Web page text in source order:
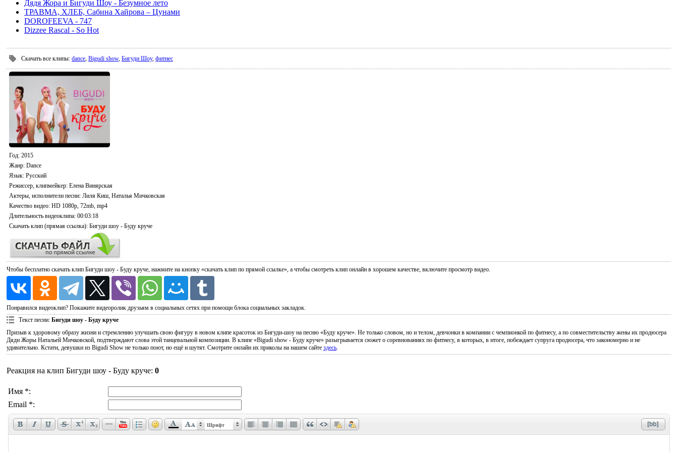
Дядя Жора и Бигуди Шоу - Безумное лето
ТРАВМА, ХЛЕБ, Сабина Хайрова – Цунами
DOROFEEVA - 747
Dizzee Rascal - So Hot
Скачать все клипы: dance, Bigudi show, Бигуди Шоу, фитнес
Год: 2015
Жанр: Dance
Язык: Русский
Режиссер, клипмейкер: Елена Винярская
Актеры, исполнители песни: Лиля Киш, Наталья Мичковская
Качество видео: HD 1080p, 72mb, mp4
Длительность видеоклипа: 00:03:18
Скачать клип (прямая ссылка): Бигуди шоу - Буду круче
Чтобы бесплатно скачать клип Бигуди шоу - Буду круче, нажмите на кнопку «скачать клип по прямой ссылке», а чтобы смотреть клип онлайн в хорошем качестве, включите просмотр видео.
Понравился видеоклип? Покажите видеоролик друзьям в социальных сетях при помощи блока социальных закладок.
Текст песни: Бигуди шоу - Буду круче
Призыв к здоровому образу жизни и стремлению улучшать свою фигуру в новом клипе красоток из Бигуди-шоу на песню «Буду круче». Не только словом, но и телом, девчонки в компании с чемпионкой по фитнесу, а по совместительству жены их продюсера
Дяди Жоры Натальей Мичковской, подтверждают слова этой танцевальной композиции. В клипе «Bigudi show - Буду круче» разыгрывается сюжет о соревнованиях по фитнесу, в которых, в итоге, побеждает супруга продюсера, что закономерно и не
удивительно. Кстати, девушки из Bigudi Show не только поют, но ещё и шутят. Смотрите онлайн их приколы на нашем сайте здесь.
Реакция на клип Бигуди шоу - Буду круче: 0
Имя *:
Email *:
Шрифт